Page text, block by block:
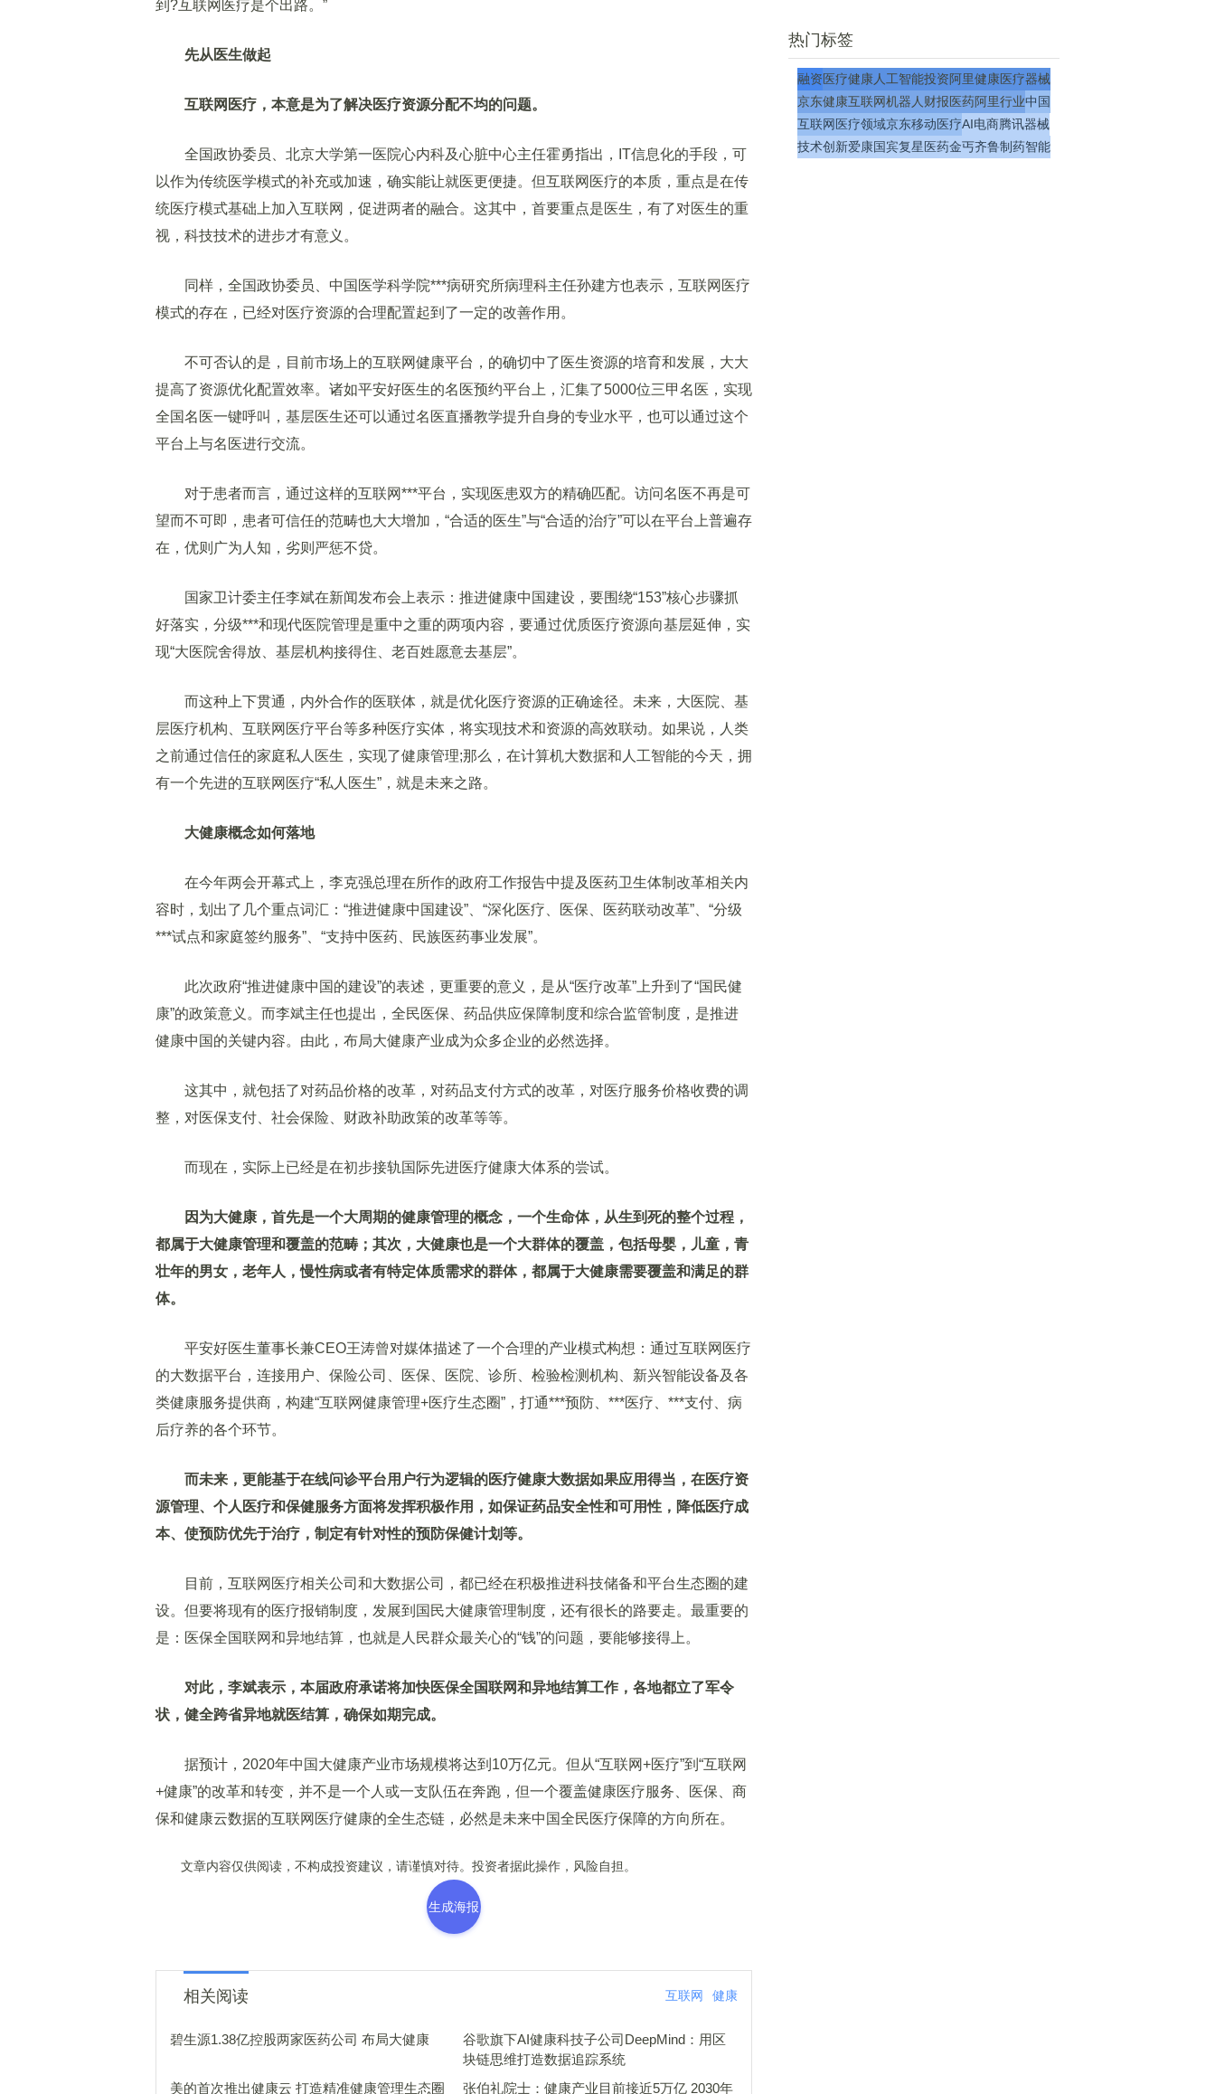
到?互联网医疗是个出路。”
先从医生做起
互联网医疗，本意是为了解决医疗资源分配不均的问题。
全国政协委员、北京大学第一医院心内科及心脏中心主任霍勇指出，IT信息化的手段，可
以作为传统医学模式的补充或加速，确实能让就医更便捷。但互联网医疗的本质，重点是在传
统医疗模式基础上加入互联网，促进两者的融合。这其中，首要重点是医生，有了对医生的重
视，科技技术的进步才有意义。
同样，全国政协委员、中国医学科学院***病研究所病理科主任孙建方也表示，互联网医疗
模式的存在，已经对医疗资源的合理配置起到了一定的改善作用。
不可否认的是，目前市场上的互联网健康平台，的确切中了医生资源的培育和发展，大大
提高了资源优化配置效率。诸如平安好医生的名医预约平台上，汇集了5000位三甲名医，实现
全国名医一键呼叫，基层医生还可以通过名医直播教学提升自身的专业水平，也可以通过这个
平台上与名医进行交流。
对于患者而言，通过这样的互联网***平台，实现医患双方的精确匹配。访问名医不再是可
望而不可即，患者可信任的范畴也大大增加，“合适的医生”与“合适的治疗”可以在平台上普遍存
在，优则广为人知，劣则严惩不贷。
国家卫计委主任李斌在新闻发布会上表示：推进健康中国建设，要围绕“153”核心步骤抓
好落实，分级***和现代医院管理是重中之重的两项内容，要通过优质医疗资源向基层延伸，实
现“大医院舍得放、基层机构接得住、老百姓愿意去基层”。
而这种上下贯通，内外合作的医联体，就是优化医疗资源的正确途径。未来，大医院、基
层医疗机构、互联网医疗平台等多种医疗实体，将实现技术和资源的高效联动。如果说，人类
之前通过信任的家庭私人医生，实现了健康管理;那么，在计算机大数据和人工智能的今天，拥
有一个先进的互联网医疗“私人医生”，就是未来之路。
大健康概念如何落地
在今年两会开幕式上，李克强总理在所作的政府工作报告中提及医药卫生体制改革相关内
容时，划出了几个重点词汇：“推进健康中国建设”、“深化医疗、医保、医药联动改革”、“分级
***试点和家庭签约服务”、“支持中医药、民族医药事业发展”。
此次政府“推进健康中国的建设”的表述，更重要的意义，是从“医疗改革”上升到了“国民健
康”的政策意义。而李斌主任也提出，全民医保、药品供应保障制度和综合监管制度，是推进
健康中国的关键内容。由此，布局大健康产业成为众多企业的必然选择。
这其中，就包括了对药品价格的改革，对药品支付方式的改革，对医疗服务价格收费的调
整，对医保支付、社会保险、财政补助政策的改革等等。
而现在，实际上已经是在初步接轨国际先进医疗健康大体系的尝试。
因为大健康，首先是一个大周期的健康管理的概念，一个生命体，从生到死的整个过程，
都属于大健康管理和覆盖的范畴；其次，大健康也是一个大群体的覆盖，包括母婴，儿童，青
壮年的男女，老年人，慢性病或者有特定体质需求的群体，都属于大健康需要覆盖和满足的群
体。
平安好医生董事长兼CEO王涛曾对媒体描述了一个合理的产业模式构想：通过互联网医疗
的大数据平台，连接用户、保险公司、医保、医院、诊所、检验检测机构、新兴智能设备及各
类健康服务提供商，构建“互联网健康管理+医疗生态圈”，打通***预防、***医疗、***支付、病
后疗养的各个环节。
而未来，更能基于在线问诊平台用户行为逻辑的医疗健康大数据如果应用得当，在医疗资
源管理、个人医疗和保健服务方面将发挥积极作用，如保证药品安全性和可用性，降低医疗成
本、使预防优先于治疗，制定有针对性的预防保健计划等。
目前，互联网医疗相关公司和大数据公司，都已经在积极推进科技储备和平台生态圈的建
设。但要将现有的医疗报销制度，发展到国民大健康管理制度，还有很长的路要走。最重要的
是：医保全国联网和异地结算，也就是人民群众最关心的“钱”的问题，要能够接得上。
对此，李斌表示，本届政府承诺将加快医保全国联网和异地结算工作，各地都立了军令
状，健全跨省异地就医结算，确保如期完成。
据预计，2020年中国大健康产业市场规模将达到10万亿元。但从“互联网+医疗”到“互联网
+健康”的改革和转变，并不是一个人或一支队伍在奔跑，但一个覆盖健康医疗服务、医保、商
保和健康云数据的互联网医疗健康的全生态链，必然是未来中国全民医疗保障的方向所在。
文章内容仅供阅读，不构成投资建议，请谨慎对待。投资者据此操作，风险自担。
生成海报
相关阅读 互联网 健康
碧生源1.38亿控股两家医药公司 布局大健康
谷歌旗下AI健康科技子公司DeepMind：用区
块链思维打造数据追踪系统
美的首次推出健康云 打造精准健康管理生态圈
张伯礼院士：健康产业目前接近5万亿 2030年
热门标签
融资医疗健康人工智能投资阿里健康医疗器械
京东健康互联网机器人 财报医药阿里行业中国
互联网医疗领域京东移动医疗AI电商腾讯器械
技术创新爱康国宾复星医药金丐齐鲁制药智能